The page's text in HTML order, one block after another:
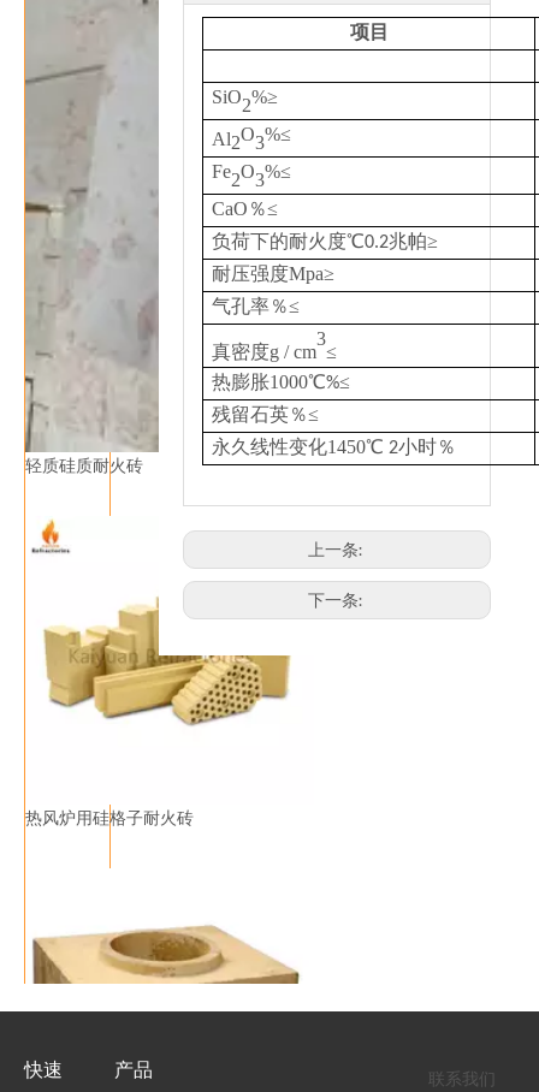
轻质硅质耐火砖
热风炉用硅格子耐火砖
项目
SiO2%≥
Al2O3%≤
Fe2O3%≤
CaO％≤
负荷下的耐火度℃0.2兆帕≥
耐压强度Mpa≥
气孔率％≤
真密度g / cm
3
≤
热膨胀1000℃%≤
残留石英％≤
永久线性变化1450℃ 2小时％
上一条:
下一条:
快速
产品 联系我们